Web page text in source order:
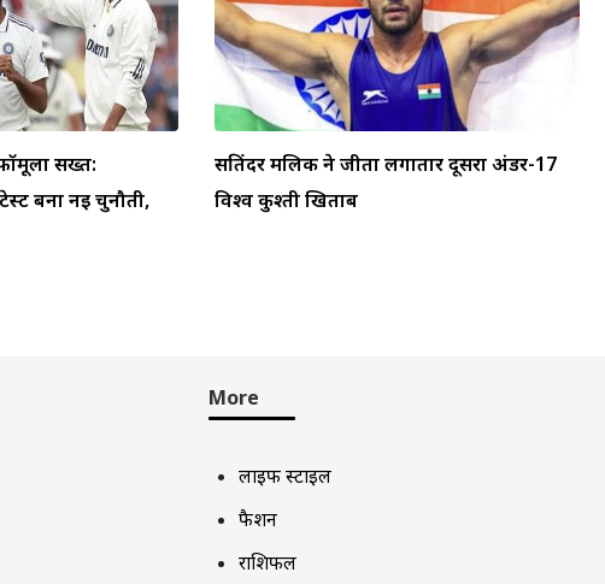
सख्त:
बना नई चुनौती,
सतिंदर मलिक ने जीता लगातार दूसरा अंडर-17
विश्व कुश्ती खिताब
More
लाइफ स्टाइल
फैशन
राशिफल